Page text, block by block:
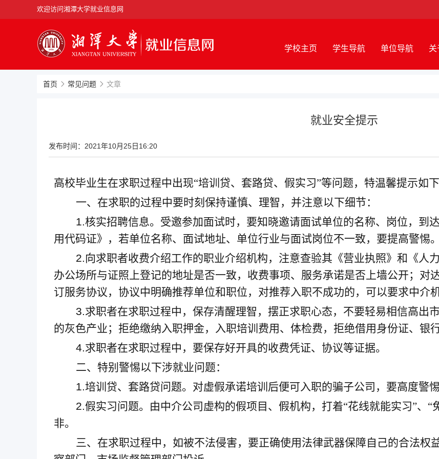
欢迎访问湘潭大学就业信息网
学校主页 学生导航 单位导航 关
首页 常见问题 文章
就业安全提示
发布时间： 2021年10月25日16:20
高校毕业生在求职过程中出现“培训贷、套路贷、假实习”等问题，特温馨提示如下
一、在求职的过程中要时刻保持谨慎、理智，并注意以下细节：
1.核实招聘信息。受邀参加面试时，要知晓邀请面试单位的名称、岗位，到
用代码证》，若单位名称、面试地址、单位行业与面试岗位不一致，要提高警惕。
2.向求职者收费介绍工作的职业介绍机构，注意查验其《营业执照》和《人
办公场所与证照上登记的地址是否一致，收费事项、服务承诺是否上墙公开；对
订服务协议，协议中明确推荐单位和职位，对推荐入职不成功的，可以要求中介
3.求职者在求职过程中，保存清醒理智，摆正求职心态，不要轻易相信高出
的灰色产业；拒绝缴纳入职押金，入职培训费用、体检费，拒绝借用身份证、银
4.求职者在求职过程中，要保存好开具的收费凭证、协议等证据。
二、特别警惕以下涉就业问题：
1.培训贷、套路贷问题。对虚假承诺培训后便可入职的骗子公司，要高度警惕
2.假实习问题。由中介公司虚构的假项目、假机构，打着“花线就能实习”、
非。
三、在求职过程中，如被不法侵害，要正确使用法律武器保障自己的合法权